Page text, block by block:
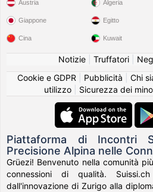
Austria
Giappone
Cina
Algeria
Egitto
Kuwait
Notizie| Truffatori|
Cookie e GDPR
Pubblicità Chi
utilizzo| Sicurezza dei
Piattaforma di Incontri
Precisione Alpina nelle
Grüezi! Benvenuto nella comunità
connessioni di qualità.
dall'innovazione di Zurigo alla